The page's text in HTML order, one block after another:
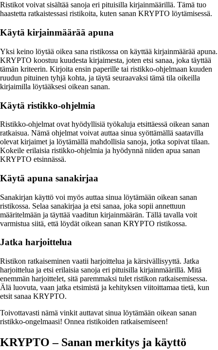
Ristikot voivat sisältää sanoja eri pituisilla kirjainmäärillä. Tämä tuo
haastetta ratkaistessasi ristikoita, kuten sanan KRYPTO löytämisessä.
Käytä kirjainmäärää apuna
Yksi keino löytää oikea sana ristikossa on käyttää kirjainmäärää apuna.
KRYPTO koostuu kuudesta kirjaimesta, joten etsi sanaa, joka täyttää
tämän kriteerin. Kirjoita ensin paperille tai ristikko-ohjelmaan kuuden
ruudun pituinen tyhjä kohta, ja täytä seuraavaksi tämä tila oikeilla
kirjaimilla löytääksesi oikean sanan.
Käytä ristikko-ohjelmia
Ristikko-ohjelmat ovat hyödyllisiä työkaluja etsittäessä oikean sanan
ratkaisua. Nämä ohjelmat voivat auttaa sinua syöttämällä saatavilla
olevat kirjaimet ja löytämällä mahdollisia sanoja, jotka sopivat tilaan.
Kokeile erilaisia ristikko-ohjelmia ja hyödynnä niiden apua sanan
KRYPTO etsinnässä.
Käytä apuna sanakirjaa
Sanakirjan käyttö voi myös auttaa sinua löytämään oikean sanan
ristikossa. Selaa sanakirjaa ja etsi sanaa, joka sopii annettuun
määritelmään ja täyttää vaaditun kirjainmäärän. Tällä tavalla voit
varmistua siitä, että löydät oikean sanan KRYPTO ristikossa.
Jatka harjoittelua
Ristikon ratkaiseminen vaatii harjoittelua ja kärsivällisyyttä. Jatka
harjoittelua ja etsi erilaisia sanoja eri pituisilla kirjainmäärillä. Mitä
enemmän harjoittelet, sitä paremmaksi tulet ristikon ratkaisemisessa.
Älä luovuta, vaan jatka etsimistä ja kehityksen viitoittamaa tietä, kun
etsit sanaa KRYPTO.
Toivottavasti nämä vinkit auttavat sinua löytämään oikean sanan
ristikko-ongelmaasi! Onnea ristikoiden ratkaisemiseen!
KRYPTO – Sanan merkitys ja käyttö